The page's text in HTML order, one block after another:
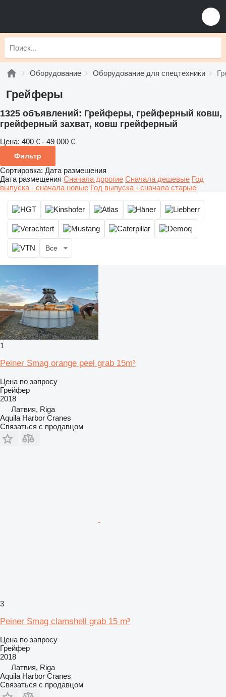
Оборудование Оборудование для спецтехники
Грейферы
1325 объявлений: Грейферы, грейферный ковш,
грейферный захват, ковш грейферный
Цена: 400 € - 49 000 €
Фильтр
Сортировка: Дата размещения
Дата размещения Сначала дорогие Сначала дешевые Год
выпуска - сначала новые Год выпуска - сначала старые
Все
1
Peiner Smag orange peel grab 15m³
Цена по запросу
Грейфер
2018
Латвия, Riga
Aquila Harbor Cranes
Связаться с продавцом
3
Peiner Smag clamshell grab 15 m³
Цена по запросу
Грейфер
2018
Латвия, Riga
Aquila Harbor Cranes
Связаться с продавцом